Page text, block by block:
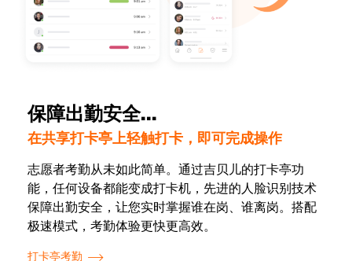
保障出勤安全...
在共享打卡亭上轻触打卡，即可完成操作
志愿者考勤从未如此简单。通过吉贝儿的打卡亭功
能，任何设备都能变成打卡机，先进的人脸识别技术
保障出勤安全，让您实时掌握谁在岗、谁离岗。搭配
极速模式，考勤体验更快更高效。
打卡亭考勤